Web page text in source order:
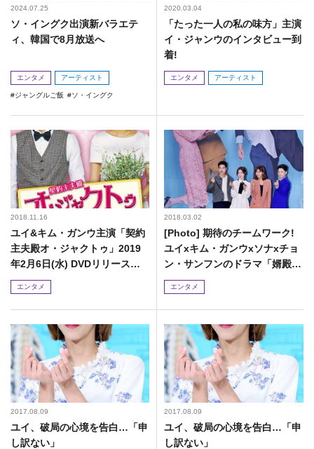
2024.07.25
ソ・イングク出演新バラエテ
ィ、韓国で8月放送へ
エンタメ アーティスト
ジャングルご飯 ソ・イングク
2020.03.04
「たった一人の私の味方」主演
イ・ジャンウのインタビュー到
着!
エンタメ アーティスト
2018.11.16
ユイ&キム・ガンウ主演「契約
主夫殿オ・ジャクトゥ」2019
年2月6日(水) DVDリリース決
定!
エンタメ
2018.03.02
[Photo] 期待のチームワーク!
ユイxキム・ガンウxソナxチョ
ン・サンフンのドラマ「婿殿
オ・ジャクドゥ」制作発表会!
エンタメ
2017.08.09
ユイ、破局の心境を告白…「申
し訳ない」
2017.08.09
ユイ、破局の心境を告白…「申
し訳ない」